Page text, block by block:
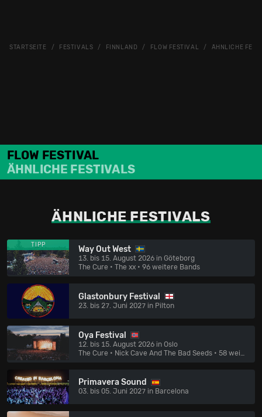
STARTSEITE FESTIVALS FINNLAND FLOW FESTIVAL ÄHNLICHE
FLOW FESTIVAL
ÄHNLICHE FESTIVALS
ÄHNLICHE FESTIVALS
TIPP Way Out West
13. bis 15. August 2026 in Göteborg
The Cure • The xx • 96 weitere Bands
Glastonbury Festival
23. bis 27. Juni 2027 in Pilton
Oya Festival
12. bis 15. August 2026 in Oslo
The Cure • Nick Cave And The Bad Seeds • 58 weitere Bands
Primavera Sound
03. bis 05. Juni 2027 in Barcelona